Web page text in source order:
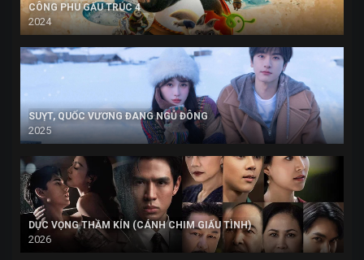
CÔNG PHU GẤU TRÚC 4
2024
SUỴT, QUỐC VƯƠNG ĐANG NGỦ ĐÔNG
2025
DỤC VỌNG THẦM KÍN (CÁNH CHIM GIẤU TÌNH)
2026